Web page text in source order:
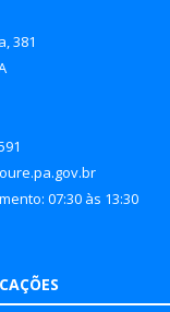
381
07:30 às 13:30